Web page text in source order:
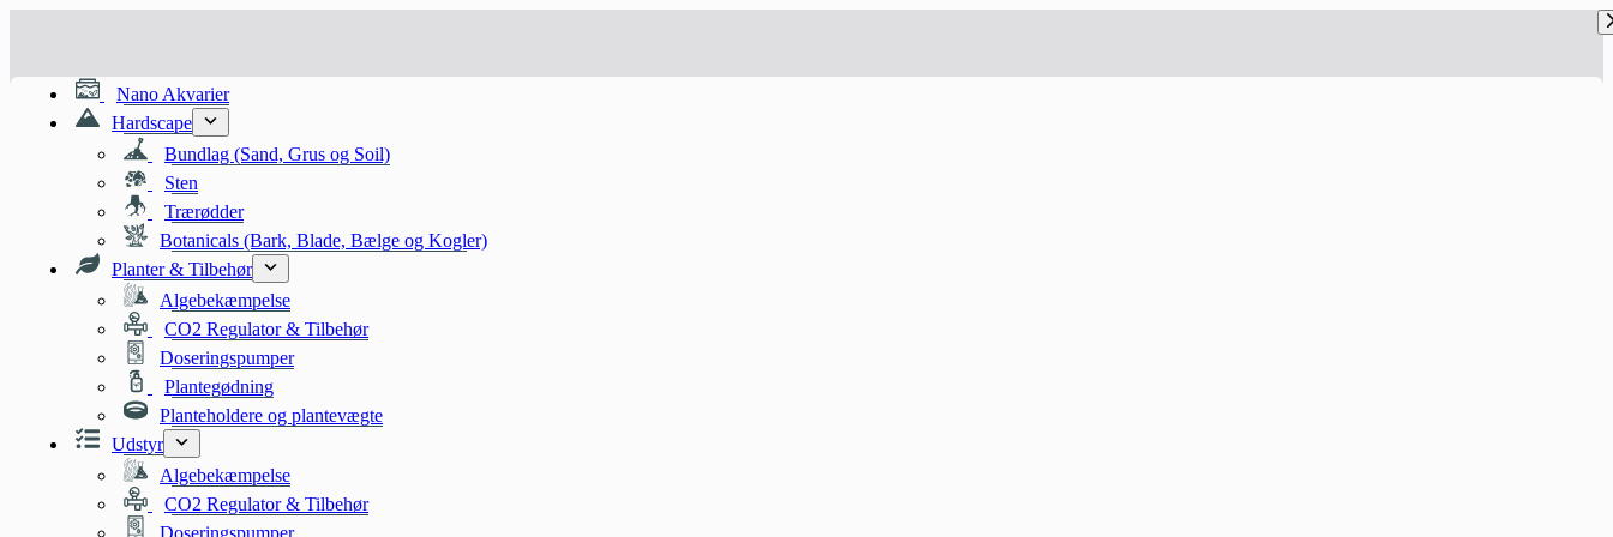
Nano Akvarier
Hardscape
Bundlag (Sand, Grus og Soil)
Sten
Trærødder
Botanicals (Bark, Blade, Bælge og Kogler)
Planter & Tilbehør
Algebekæmpelse
CO2 Regulator & Tilbehør
Doseringspumper
Plantegødning
Planteholdere og plantevægte
Udstyr
Algebekæmpelse
CO2 Regulator & Tilbehør
Doseringspumper